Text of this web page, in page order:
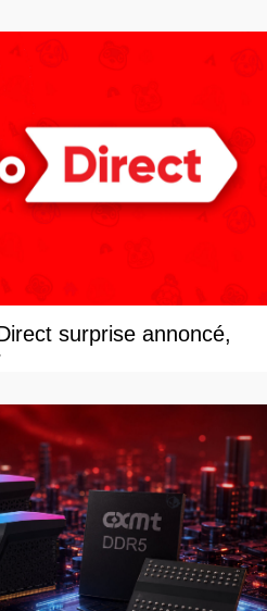
surprise annoncé,